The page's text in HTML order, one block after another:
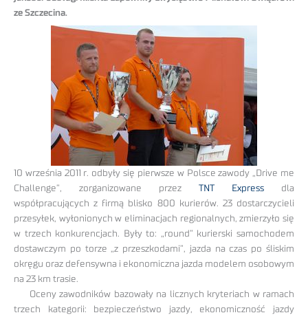
ze Szczecina.
10 września 2011 r. odbyły się pierwsze w Polsce zawody „Drive me
Challenge”, zorganizowane przez TNT Express dla
współpracujących z firmą blisko 800 kurierów. 23 dostarczycieli
przesyłek, wyłonionych w eliminacjach regionalnych, zmierzyło się
w trzech konkurencjach. Były to: „round” kurierski samochodem
dostawczym po torze „z przeszkodami”, jazda na czas po śliskim
okręgu oraz defensywna i ekonomiczna jazda modelem osobowym
na 23 km trasie.
Oceny zawodników bazowały na licznych kryteriach w ramach
trzech kategorii: bezpieczeństwo jazdy, ekonomiczność jazdy